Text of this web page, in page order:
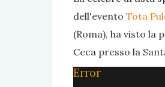
dell'evento Tota
(Roma), ha visto la
Ceca presso la
Error